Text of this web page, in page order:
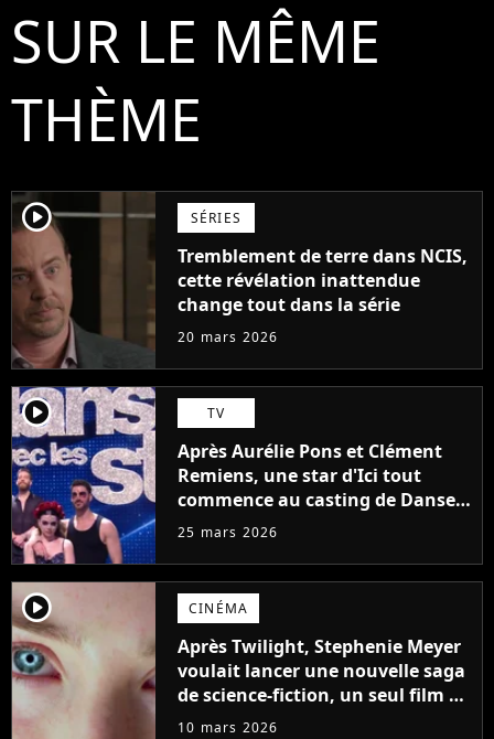
SUR LE MÊME
THÈME
player2 SÉRIES
Tremblement de terre dans NCIS,
cette révélation inattendue
change tout dans la série
20 mars 2026
player2 TV
Après Aurélie Pons et Clément
Remiens, une star d'Ici tout
commence au casting de Danse
avec les stars 2027 ?
25 mars 2026
player2 CINÉMA
Après Twilight, Stephenie Meyer
voulait lancer une nouvelle saga
de science-fiction, un seul film a
tout fait capoter
10 mars 2026